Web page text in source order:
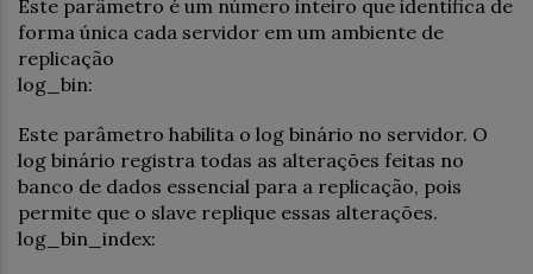
Este parâmetro é um número inteiro que identifica de
forma única cada servidor em um ambiente de
replicação
log_bin:
Este parâmetro habilita o log binário no servidor. O
log binário registra todas as alterações feitas no
banco de dados essencial para a replicação, pois
permite que o slave replique essas alterações.
log_bin_index: